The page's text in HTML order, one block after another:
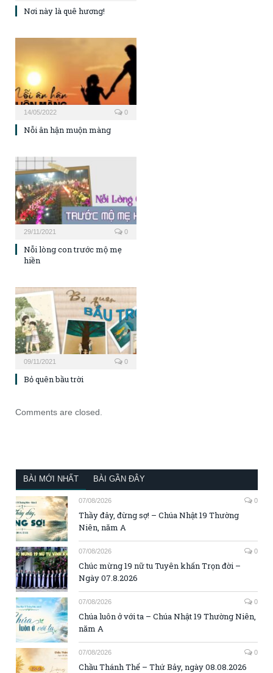
Nơi này là quê hương!
14/05/2022 0
Nỗi ân hận muộn màng
29/11/2021 0
Nỗi lòng con trước mộ mẹ
hiền
09/11/2021 0
Bỏ quên bầu trời
Comments are closed.
BÀI MỚI NHẤT BÀI GẦN ĐÂY
07/08/2026 0
Thầy đây, đừng sợ! – Chúa Nhật 19 Thường
Niên, năm A
07/08/2026 0
Chúc mừng 19 nữ tu Tuyên khấn Trọn đời –
Ngày 07.8.2026
07/08/2026 0
Chúa luôn ở với ta – Chúa Nhật 19 Thường Niên,
năm A
07/08/2026 0
Chầu Thánh Thể – Thứ Bảy, ngày 08.08.2026